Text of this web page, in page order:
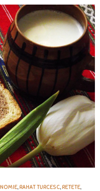
,RAHAT TURCESC,RETETE,